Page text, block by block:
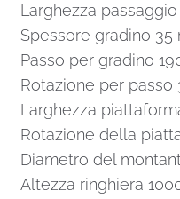
Larghezza
Spessore gradino 35
Passo per gradino
Rotazione per passo
Larghezza
Rotazione della
Diametro del
Altezza ringhiera